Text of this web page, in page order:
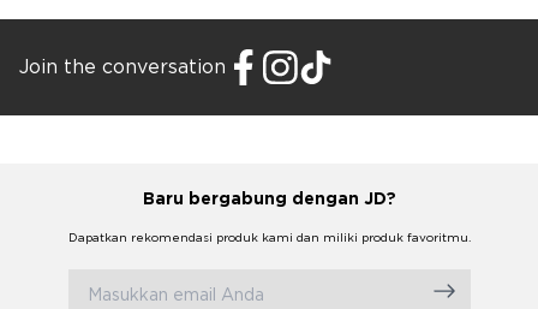
Join the conversation
Baru bergabung dengan JD?
Dapatkan rekomendasi produk kami dan miliki produk favoritmu.